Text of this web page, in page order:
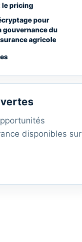
pricing
pour
du
agricole
disponibles sur